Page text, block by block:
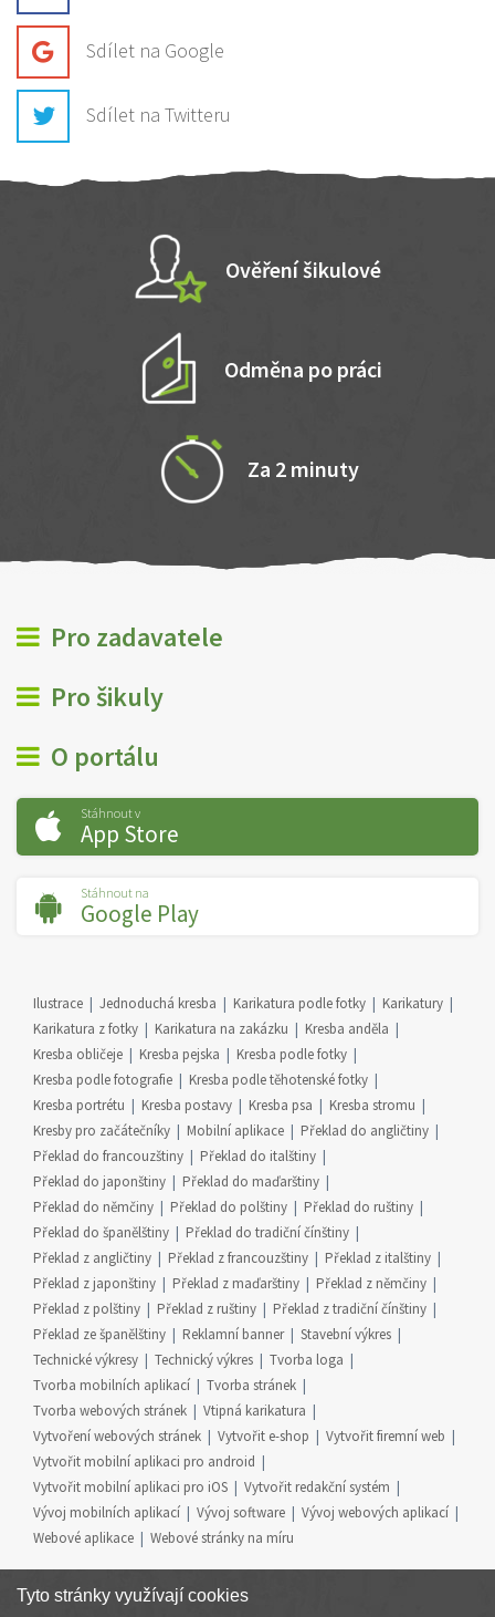
Sdílet na Google
Sdílet na Twitteru
Ověření šikulové
Odměna po práci
Za 2 minuty
Pro zadavatele
Pro šikuly
O portálu
Stáhnout v
App Store
Stáhnout na
Google Play
Ilustrace Jednoduchá kresba Karikatura podle fotky
Karikatury
Karikatura z fotky
Karikatura na zakázku
Kresba anděla
Kresba obličeje
Kresba pejska
Kresba podle fotky
Kresba podle fotografie
Kresba podle těhotenské fotky
Kresba portrétu
Kresba postavy Kresba psa
Kresba stromu
Kresby pro začátečníky
Mobilní aplikace
Překlad do angličtiny
Překlad do francouzštiny
Překlad do italštiny
Překlad do japonštiny
Překlad do maďarštiny
Překlad do němčiny
Překlad do polštiny
Překlad do ruštiny
Překlad do španělštiny
Překlad do tradiční čínštiny
Překlad z angličtiny
Překlad z francouzštiny
Překlad z italštiny
Překlad z japonštiny
Překlad z maďarštiny
Překlad z němčiny
Překlad z polštiny
Překlad z ruštiny
Překlad z tradiční čínštiny
Překlad ze španělštiny
Reklamní banner
Stavební výkres
Technické výkresy
Technický výkres
Tvorba loga
Tvorba mobilních aplikací
Tvorba stránek
Tvorba webových stránek
Vtipná karikatura
Vytvoření webových stránek
Vytvořit e-shop
Vytvořit firemní web
Vytvořit mobilní aplikaci pro android
Vytvořit mobilní aplikaci pro iOS
Vytvořit redakční systém
Vývoj mobilních aplikací
Vývoj software
Vývoj webových aplikací
Webové aplikace
Webové stránky na míru
Tyto stránky využívají cookies